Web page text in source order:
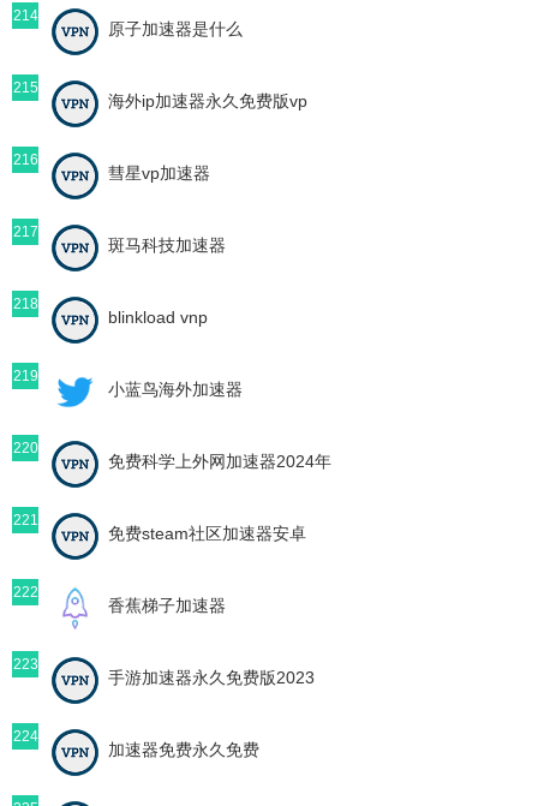
214
原子加速器是什么
215
海外ip加速器永久免费版vp
216
彗星vp加速器
217
斑马科技加速器
218
blinkload vnp
219
小蓝鸟海外加速器
220
免费科学上外网加速器2024年
221
免费steam社区加速器安卓
222
香蕉梯子加速器
223
手游加速器永久免费版2023
224
加速器免费永久免费